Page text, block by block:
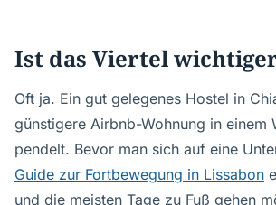
Ist das Viertel
Oft ja. Ein gut gelegenes Hostel in
günstigere Airbnb-Wohnung in
pendelt. Bevor man sich auf eine
Guide zur Fortbewegung in Lissabon
und die meisten Tage zu Fuß gehen